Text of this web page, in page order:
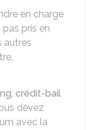
en charge
pris en
autres
crédit-bail
devez
avec la